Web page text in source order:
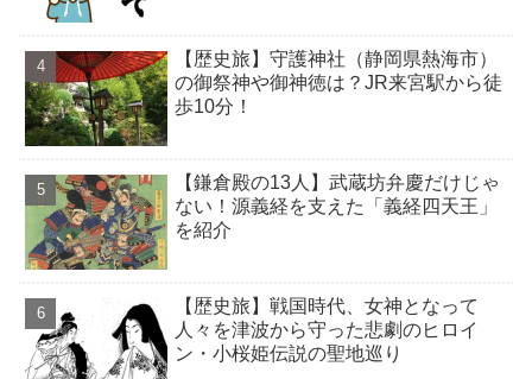
【歴史旅】守護神社（静岡県熱海市）
の御祭神や御神徳は？JR来宮駅から徒
歩10分！
【鎌倉殿の13人】武蔵坊弁慶だけじゃ
ない！源義経を支えた「義経四天王」
を紹介
【歴史旅】戦国時代、女神となって
人々を津波から守った悲劇のヒロイ
ン・小桜姫伝説の聖地巡り